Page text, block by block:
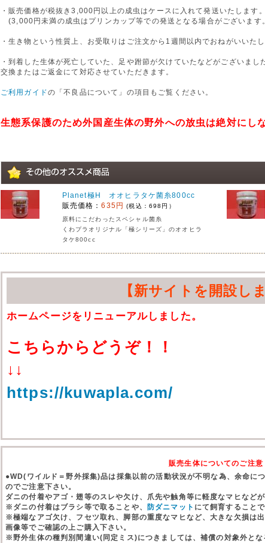
・販売価格が税抜き3,000円以上の成虫はケースに入れて発送いたします。
(3,000円未満の成虫はプリンカップ等での発送となる場合がございます
・生き物という性質上、お受取りはご注文から1週間以内でおねがいいたし
・到着した生体が死亡していた、足や跗節が欠けていたなどがございまし
交換またはご返金にて対応させていただきます。
ご利用ガイドの「不良品について」の項目もご覧ください。
生態系保護のため外国産生体の野外への放虫は絶対にし
Planet極H オオヒラタケ菌糸800cc
販売価格：635円 (税込：698円）
原料にこだわったスペシャル菌糸
くわプラオリジナル「極シリーズ」のオオヒラ
タケ800cc
【新サイトを開設し
ホームページをリニューアルしました。
こちらからどうぞ！！
↓↓
https://kuwapla.com/
販売生体についてのご注意
●WD(ワイルド＝野外採集)品は採集以前の活動状況が不明な為、余命に
のでご注意下さい。
ダニの付着やアゴ・翅等のスレや欠け、爪先や触角等に軽度なマヒなど
※ダニの付着はブラシ等で取ることや、 防ダニマット にて飼育すること
※極端なアゴ欠け、フセツ取れ、脚部の重度なマヒなど、大きな欠損は
画像等でご確認の上ご購入下さい。
※野外生体の種判別間違い(同定ミス)につきましては、補償の対象外と